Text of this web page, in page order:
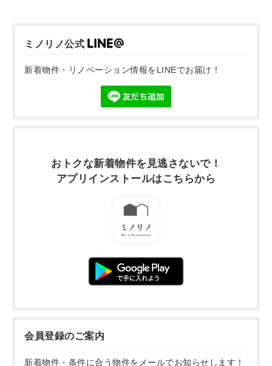
ミノリノ公式
新着物件・リノベーション情報をLINEでお届け！
おトクな新着物件を 見逃さないで！
アプリインストールはこちらから
会員登録のご案内
新着物件・条件に合う物件をメールでお知らせします！